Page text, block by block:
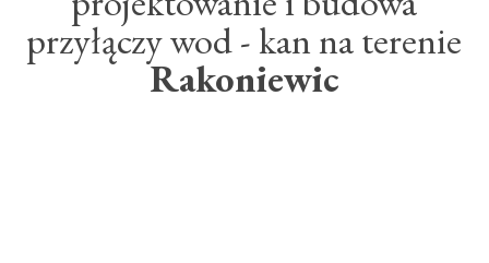
przyłączy wod - kan na terenie
Rakoniewic